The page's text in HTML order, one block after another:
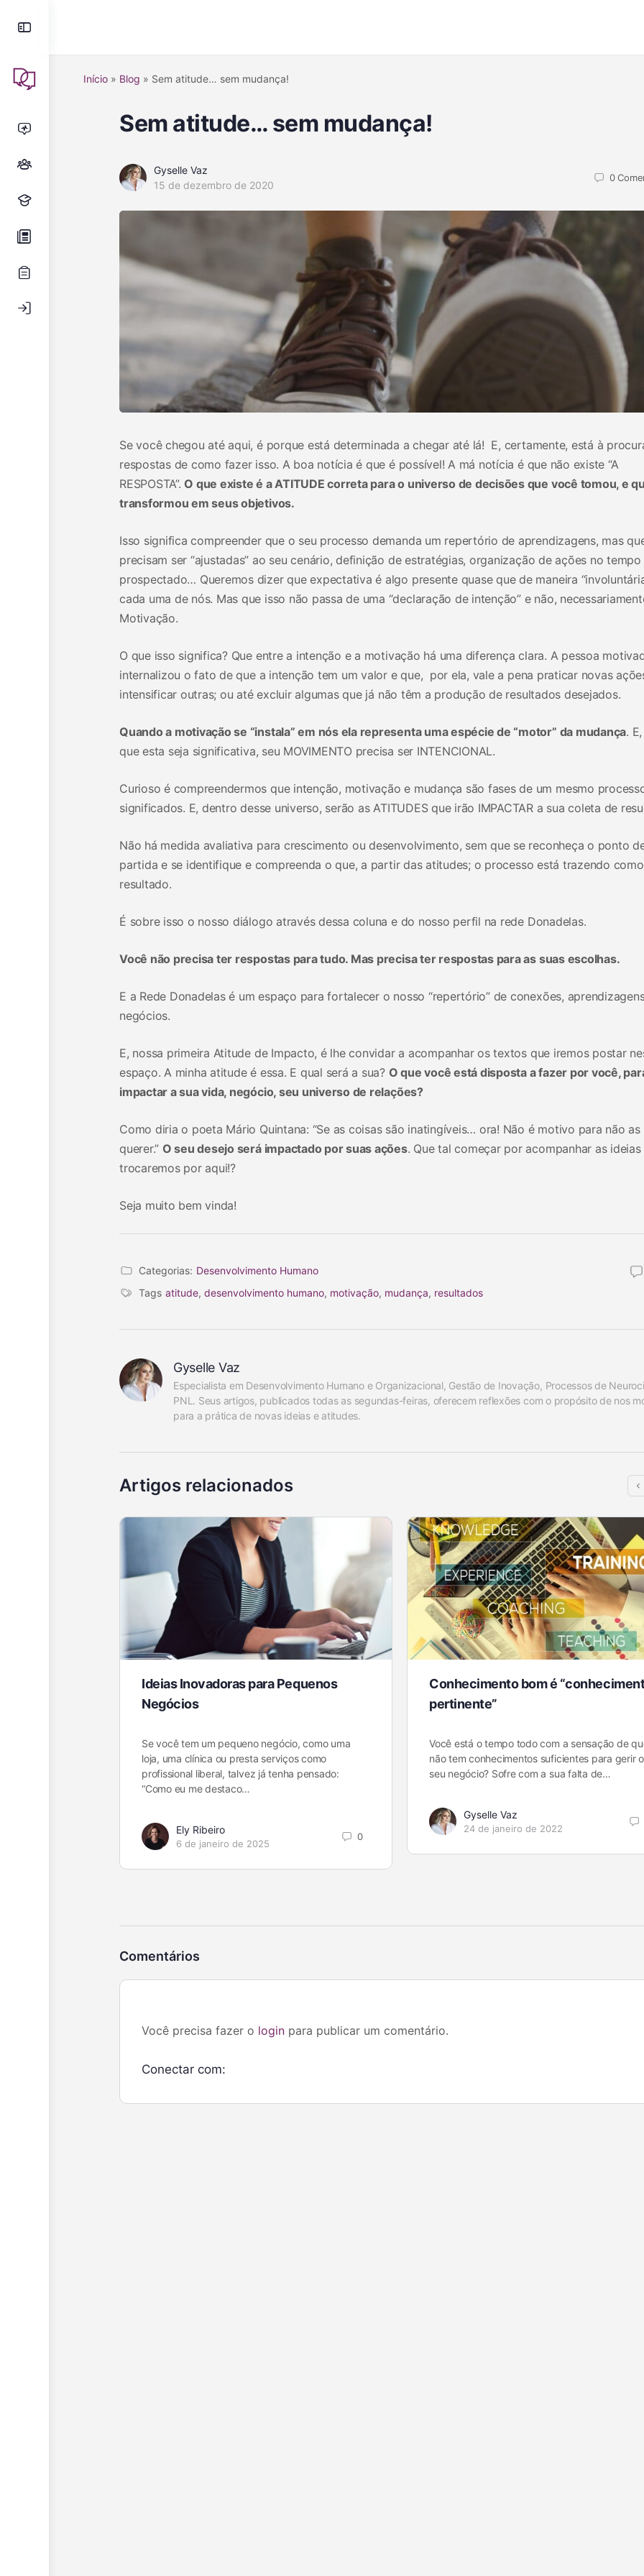
Início » Blog » Sem atitude… sem mudança!
Sem atitude… sem mudança!
Gyselle Vaz
15 de dezembro de 2020
0
Se você chegou até aqui, é porque está determinada a chegar até lá! E, certamente, está à
respostas de como fazer isso. A boa notícia é que é possível! A má notícia é que não existe “A
RESPOSTA”. O que existe é a ATITUDE correta para o universo de decisões que você tomou, e
transformou em seus objetivos.
Isso significa compreender que o seu processo demanda um repertório de aprendizagens, mas
precisam ser “ajustadas” ao seu cenário, definição de estratégias, organização de ações no tempo
prospectado… Queremos dizer que expectativa é algo presente quase que de maneira
cada uma de nós. Mas que isso não passa de uma “declaração de intenção” e não,
Motivação.
O que isso significa? Que entre a intenção e a motivação há uma diferença clara. A pessoa
internalizou o fato de que a intenção tem um valor e que, por ela, vale a pena praticar novas
intensificar outras; ou até excluir algumas que já não têm a produção de resultados desejados.
Quando a motivação se “instala” em nós ela representa uma espécie de “motor” da mudança.
que esta seja significativa, seu MOVIMENTO precisa ser INTENCIONAL.
Curioso é compreendermos que intenção, motivação e mudança são fases de um mesmo
significados. E, dentro desse universo, serão as ATITUDES que irão IMPACTAR a sua coleta de
Não há medida avaliativa para crescimento ou desenvolvimento, sem que se reconheça o ponto
partida e se identifique e compreenda o que, a partir das atitudes; o processo está trazendo como
resultado.
É sobre isso o nosso diálogo através dessa coluna e do nosso perfil na rede Donadelas.
Você não precisa ter respostas para tudo. Mas precisa ter respostas para as suas escolhas.
E a Rede Donadelas é um espaço para fortalecer o nosso “repertório” de conexões,
negócios.
E, nossa primeira Atitude de Impacto, é lhe convidar a acompanhar os textos que iremos postar
espaço. A minha atitude é essa. E qual será a sua? O que você está disposta a fazer por você,
impactar a sua vida, negócio, seu universo de relações?
Como diria o poeta Mário Quintana: “Se as coisas são inatingíveis… ora! Não é motivo para não as
querer.” O seu desejo será impactado por suas ações. Que tal começar por acompanhar as ideias
trocaremos por aqui!?
Seja muito bem vinda!
Categorias: Desenvolvimento Humano
Tags atitude, desenvolvimento humano, motivação, mudança, resultados
Gyselle Vaz
Especialista em Desenvolvimento Humano e Organizacional, Gestão de Inovação, Processos de
PNL. Seus artigos, publicados todas as segundas-feiras, oferecem reflexões com o propósito de nos
para a prática de novas ideias e atitudes.
Artigos relacionados
Ideias Inovadoras para Pequenos
Negócios
Se você tem um pequeno negócio, como uma
loja, uma clínica ou presta serviços como
profissional liberal, talvez já tenha pensado:
“Como eu me destaco…
Ely Ribeiro
6 de janeiro de 2025
0
Conhecimento bom é
pertinente”
Você está o tempo todo com a sensação de
não tem conhecimentos suficientes para gerir o
seu negócio? Sofre com a sua falta de…
Gyselle Vaz
24 de janeiro de 2022
Comentários
Você precisa fazer o login para publicar um comentário.
Conectar com: